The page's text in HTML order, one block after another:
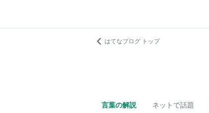
はてなブログ トップ
言葉の解説 ネットで話題